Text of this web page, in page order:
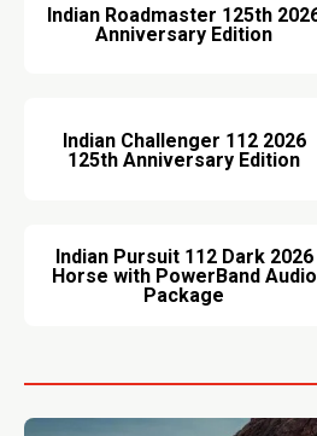
2026 Indian Roadmaster 125th
Anniversary Edition
2026 Indian Challenger 112
125th Anniversary Edition
2026 Indian Pursuit 112 Dark
Horse with PowerBand Audio
Package